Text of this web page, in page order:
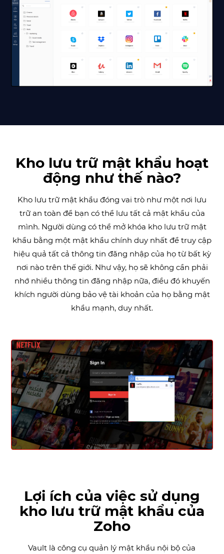
Kho lưu trữ mật khẩu hoạt
động như thế nào?
Kho lưu trữ mật khẩu đóng vai trò như một nơi lưu
trữ an toàn để bạn có thể lưu tất cả mật khẩu của
mình. Người dùng có thể mở khóa kho lưu trữ mật
khẩu bằng một mật khẩu chính duy nhất để truy cập
hiệu quả tất cả thông tin đăng nhập của họ từ bất kỳ
nơi nào trên thế giới. Như vậy, họ sẽ không cần phải
nhớ nhiều thông tin đăng nhập nữa, điều đó khuyến
khích người dùng bảo vệ tài khoản của họ bằng mật
khẩu mạnh, duy nhất.
Lợi ích của việc sử dụng
kho lưu trữ mật khẩu của
Zoho
Vault là công cụ quản lý mật khẩu nội bộ của